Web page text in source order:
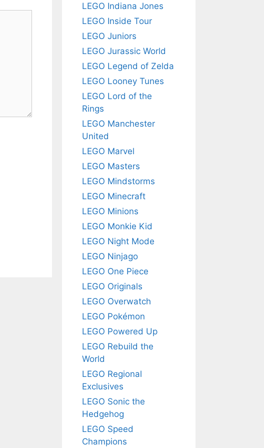
LEGO Indiana Jones
LEGO Inside Tour
LEGO Juniors
LEGO Jurassic World
LEGO Legend of Zelda
LEGO Looney Tunes
LEGO Lord of the
Rings
LEGO Manchester
United
LEGO Marvel
LEGO Masters
LEGO Mindstorms
LEGO Minecraft
LEGO Minions
LEGO Monkie Kid
LEGO Night Mode
LEGO Ninjago
LEGO One Piece
LEGO Originals
LEGO Overwatch
LEGO Pokémon
LEGO Powered Up
LEGO Rebuild the
World
LEGO Regional
Exclusives
LEGO Sonic the
Hedgehog
LEGO Speed
Champions